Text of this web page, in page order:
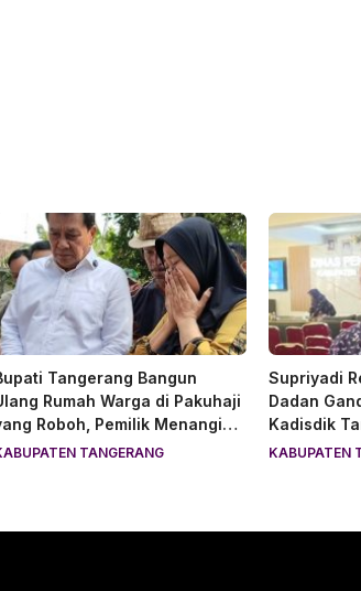
Tangerang Bangun
Rumah Warga di Pakuhaji
Roboh, Pemilik Menangis
TANGERANG
Supriyadi
Dadan
Kadisdik
KABUPATEN